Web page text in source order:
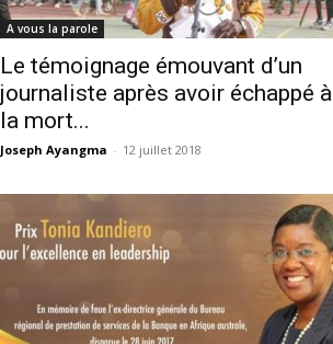
A vous la parole
Le témoignage émouvant d’un
journaliste après avoir échappé à
la mort...
Joseph Ayangma - 12 juillet 2018